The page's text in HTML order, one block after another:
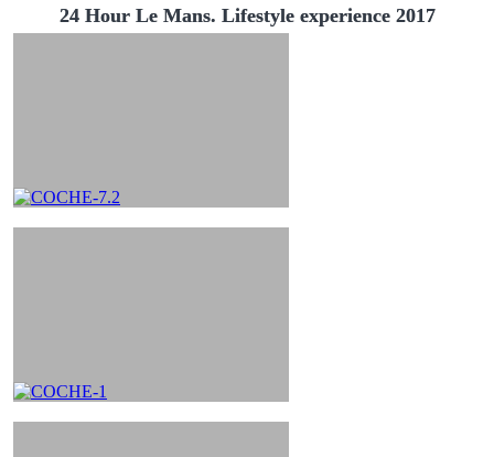
24 Hour Le Mans. Lifestyle experience 2017